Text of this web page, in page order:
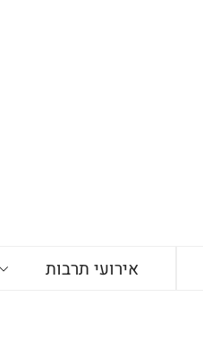
אירועי תרבות